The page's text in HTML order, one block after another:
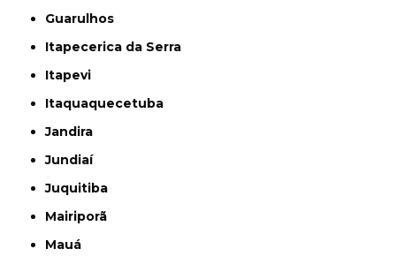
Guarulhos
Itapecerica da Serra
Itapevi
Itaquaquecetuba
Jandira
Jundiaí
Juquitiba
Mairiporã
Mauá